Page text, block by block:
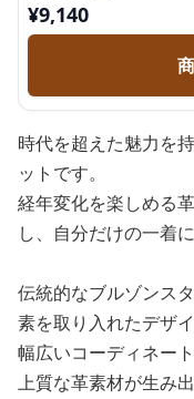
¥9,140
時代を超えた魅力を
ットです。
経年変化を楽しめる
し、自分だけの一着
伝統的なブルゾンス
素を取り入れたデザ
幅広いコーディネート
上質な革素材が生み